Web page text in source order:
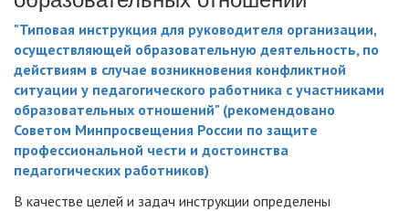
"Типовая инструкция для руководителя организации,
осуществляющей образовательную деятельность, по
действиям в случае возникновения конфликтной
ситуации у педагогического работника с участниками
образовательных отношений" (рекомендовано
Советом Минпросвещения России по защите
профессиональной чести и достоинства
педагогических работников)
В качестве целей и задач инструкции определены